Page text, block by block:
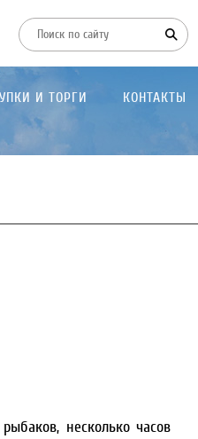
И ТОРГИ КОНТАКТЫ
несколько часов